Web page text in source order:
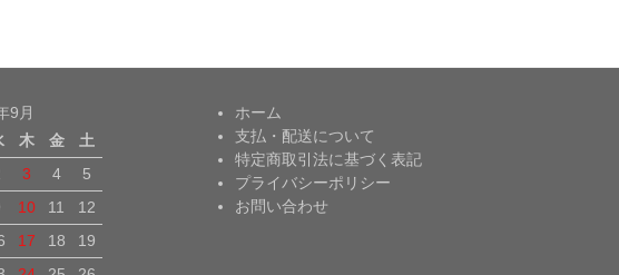
9月
木 金
土
3 4
5
10 11
12
17 18
19
ホーム
支払・配送について
特定商取引法に基づく表記
プライバシーポリシー
お問い合わせ